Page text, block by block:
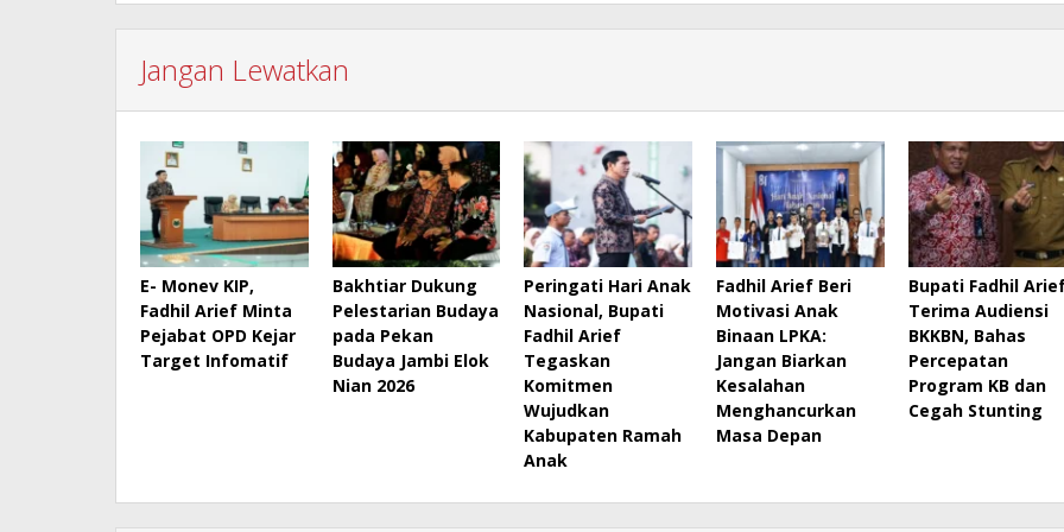
Jangan Lewatkan
E- Monev KIP,
Fadhil Arief Minta
Pejabat OPD Kejar
Target Infomatif
Bakhtiar Dukung
Pelestarian Budaya
pada Pekan
Budaya Jambi Elok
Nian 2026
Peringati Hari Anak
Nasional, Bupati
Fadhil Arief
Tegaskan
Komitmen
Wujudkan
Kabupaten Ramah
Anak
Fadhil Arief Beri
Motivasi Anak
Binaan LPKA:
Jangan Biarkan
Kesalahan
Menghancurkan
Masa Depan
Bupati Fadhil
Terima Audiensi
BKKBN, Bahas
Percepatan
Program KB dan
Cegah Stunting